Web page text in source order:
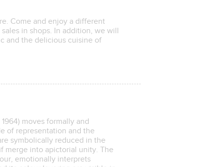
Come and enjoy a different
in shops. In addition, we will
and the delicious cuisine of
moves formally and
of representation and the
symbolically reduced in the
merge into apictorial unity. The
emotionally interprets